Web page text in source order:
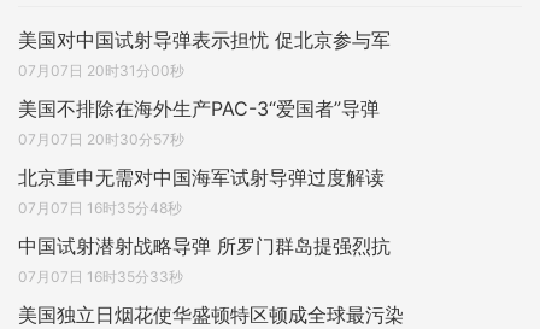
美国对中国试射导弹表示担忧 促北京参与军
07月07日 20时31分00秒
美国不排除在海外生产PAC-3“爱国者”导弹
07月07日 20时30分57秒
北京重申无需对中国海军试射导弹过度解读
07月07日 16时35分48秒
中国试射潜射战略导弹 所罗门群岛提强烈抗
07月07日 16时35分33秒
美国独立日烟花使华盛顿特区顿成全球最污染